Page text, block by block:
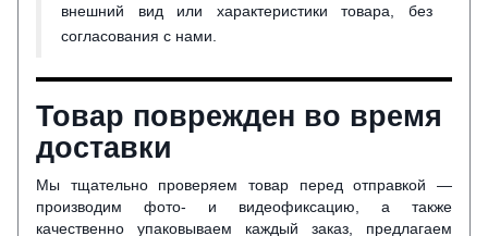
внешний вид или характеристики товара, без
согласования с нами.
Товар поврежден во время
доставки
Мы тщательно проверяем товар перед отправкой —
производим фото- и видеофиксацию, а также
качественно упаковываем каждый заказ, предлагаем